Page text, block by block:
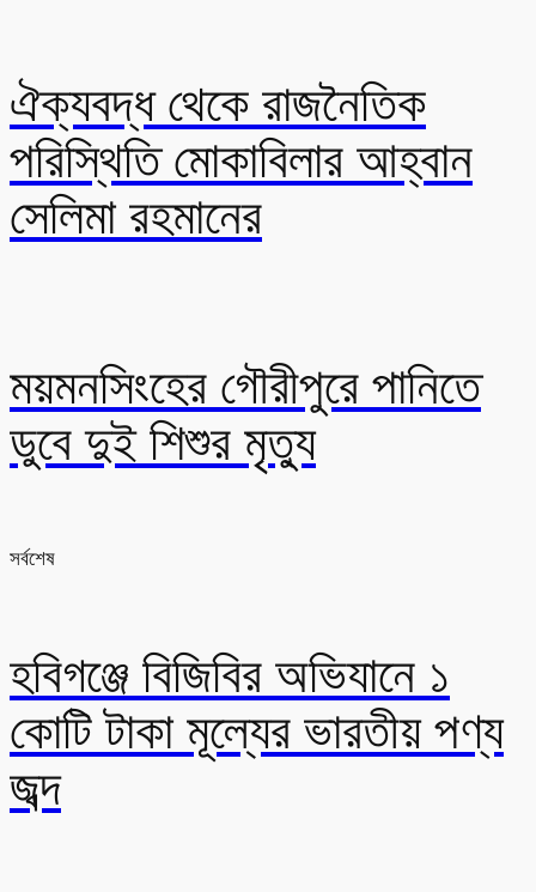
ঐক্যবদ্ধ থেকে রাজনৈতিক
পরিস্থিতি মোকাবিলার আহ্বান
সেলিমা রহমানের
ময়মনসিংহের গৌরীপুরে পানিতে
ডুবে দুই শিশুর মৃত্যু
সর্বশেষ
হবিগঞ্জে বিজিবির অভিযানে ১
কোটি টাকা মূল্যের ভারতীয় পণ্য
জব্দ